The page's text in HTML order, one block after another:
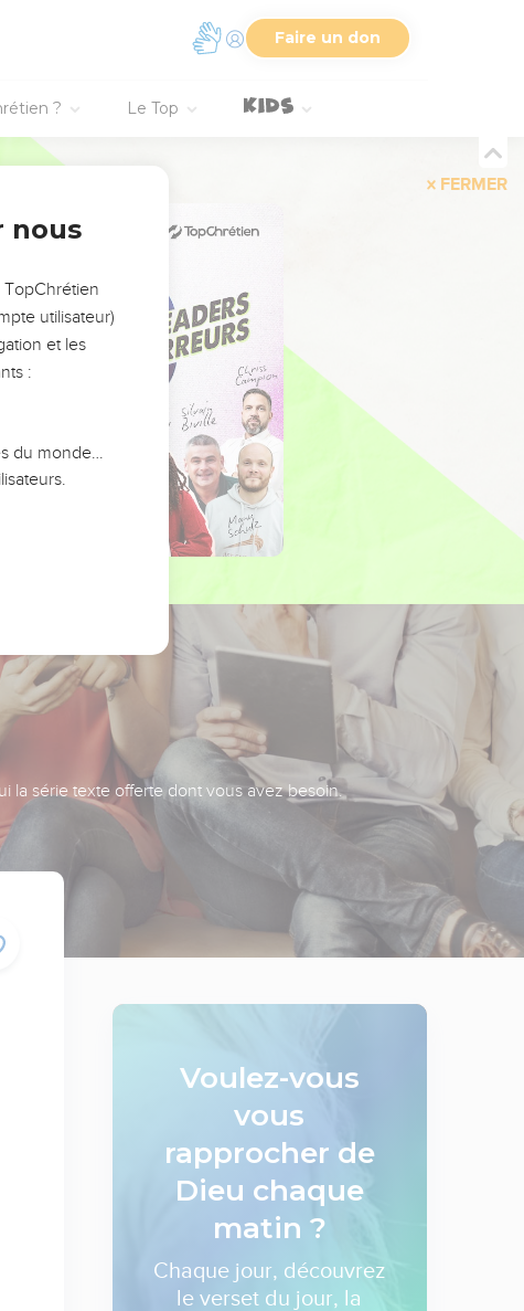
Faire un don
? Le Top
FERMER
la série texte offerte dont vous avez besoin.
Voulez-vous
vous
rapprocher de
Dieu chaque
matin ?
Chaque jour, découvrez
le verset du jour, la
nous
TopChrétien
utilisateur)
et les
:
du monde…